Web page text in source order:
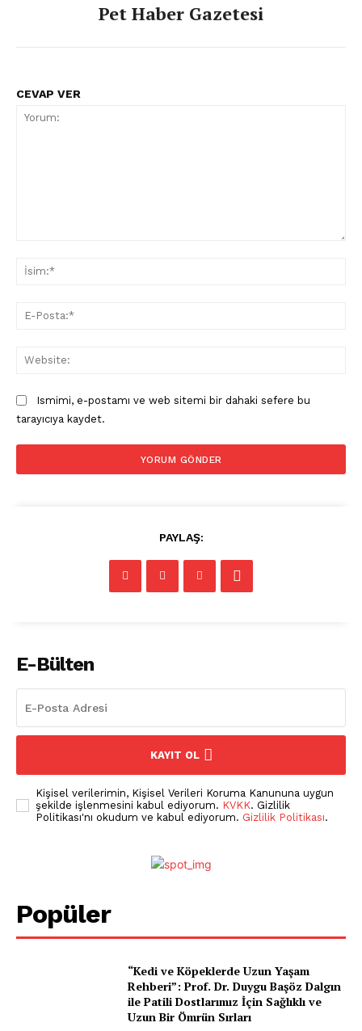
Türkiye'nin Sektörel
Gazetesi
Pet Haber Gazetesi
CEVAP VER
Ismimi, e-postamı ve web sitemi bir dahaki sefere bu
tarayıcıya kaydet.
PAYLAŞ:
E-Bülten
KAYIT OL
Kişisel verilerimin, Kişisel Verileri Koruma Kanununa uygun
şekilde işlenmesini kabul ediyorum. KVKK. Gizlilik
Politikası'nı okudum ve kabul ediyorum. Gizlilik Politikası.
Popüler
“Kedi ve Köpeklerde Uzun Yaşam
Rehberi”: Prof. Dr. Duygu Başöz Dalgın
ile Patili Dostlarımız İçin Sağlıklı ve
Uzun Bir Ömrün Sırları